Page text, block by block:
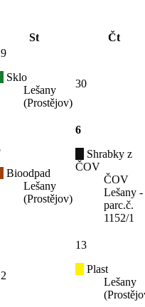
St
Čt
Sklo
Lešany
(Prostějov)
30
Bioodpad
Lešany
(Prostějov)
6
Shrabky z
ČOV
ČOV
Lešany -
parc.č.
1152/1
13
Plast
Lešany